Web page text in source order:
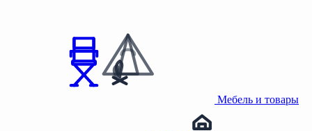
Мебель и товары